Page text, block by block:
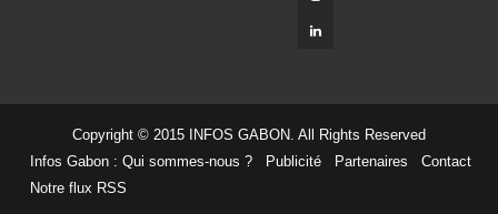
Copyright © 2015 INFOS GABON. All Rights Reserved
Infos Gabon : Qui sommes-nous ?
Publicité Partenaires
Contact
Notre flux RSS